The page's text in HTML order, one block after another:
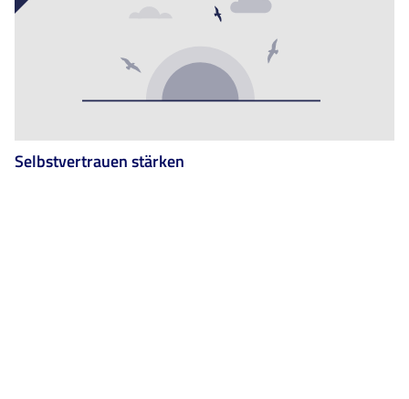
Selbstvertrauen stärken